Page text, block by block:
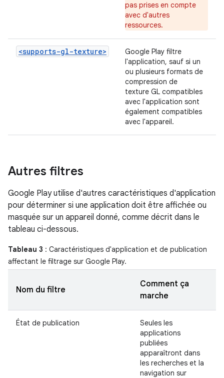
pas prises en compte
avec d'autres
ressources.
<supports-gl-texture>
Google Play filtre
l'application, sauf si un
ou plusieurs formats de
compression de
texture GL compatibles
avec l'application sont
également compatibles
avec l'appareil.
Autres filtres
Google Play utilise d'autres caractéristiques d'application
pour déterminer si une application doit être affichée ou
masquée sur un appareil donné, comme décrit dans le
tableau ci-dessous.
Tableau 3 : Caractéristiques d'application et de publication
affectant le filtrage sur Google Play.
Nom du filtre
Comment ça
marche
État de publication
Seules les
applications
publiées
apparaîtront dans
les recherches et la
navigation sur